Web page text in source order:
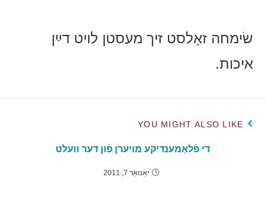
שׂימחה זאָלסט זיך מעסטן לויט דײַן
איכות.
YOU MIGHT ALSO LIKE
די פֿלאַמענדיקע מויערן פֿון דער וועלט
יאַנואַר 7, 2011